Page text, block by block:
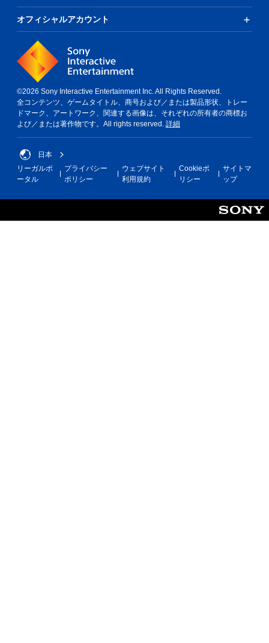
オフィシャルアカウント
©2026 Sony Interactive Entertainment Inc. All Rights Reserved.
全コンテンツ、ゲームタイトル、商号および／または製品形状、トレー
ドマーク、アートワーク、関連する画像は、それぞれの所有者の商標お
よび／または著作物です。All rights reserved. 詳細
日本
リーガルポ
ータル
プライバシー
ポリシー
ウェブサイト
利用規約
Cookieポ
リシー
サイトマ
ップ